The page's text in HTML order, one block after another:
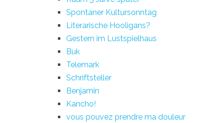
Spontaner Kultursonntag
Literarische Hooligans?
Gestern im Lustspielhaus
Buk
Telemark
Schriftsteller
Benjamin
Kancho!
vous pouvez prendre ma douleur